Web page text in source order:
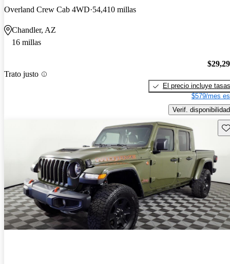
Overland Crew Cab 4WD 54,410 millas
Chandler, AZ
16 millas
Trato justo
El precio incluye tasas
$579/mes
Verif. disponibilidad